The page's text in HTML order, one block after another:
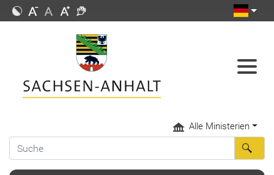
Alle Ministerien